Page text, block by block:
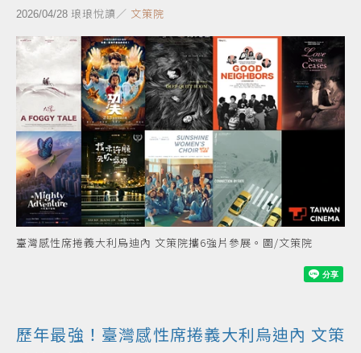
2026/04/28 琅琅悅讀／ 文策院
臺灣感性席捲義大利烏迪內 文策院攜6強片參展。圖/文策院
歷年最強！臺灣感性席捲義大利烏迪內 文策